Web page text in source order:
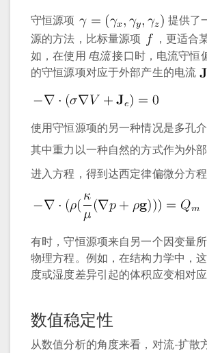
守恒源项
提供了
源的方法，比标量源项
，更适合
如，在使用 电流接口时，电流守恒
的守恒源项对应于外部产生的电流
使用守恒源项的另一种情况是多孔
其中重力以一种自然的方式作为外
进入方程，得到达西定律偏微分方程
有时，守恒源项来自另一个因变量
物理方程。例如，在结构力学中，
度或湿度差异引起的体积应变相对应
数值稳定性
从数值分析的角度来看，对流-扩散